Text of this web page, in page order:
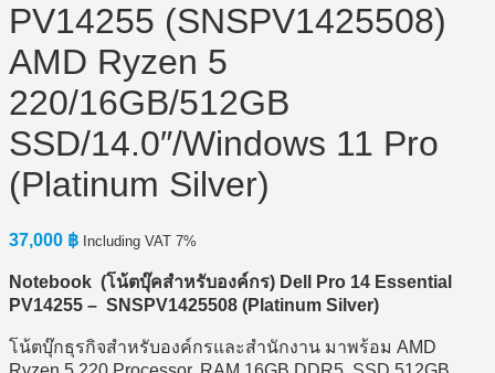
PV14255 (SNSPV1425508)
AMD Ryzen 5
220/16GB/512GB
SSD/14.0″/Windows 11 Pro
(Platinum Silver)
37,000 ฿ Including VAT 7%
Notebook (โน้ตบุ๊คสำหรับองค์กร) Dell Pro 14 Essential
PV14255 – SNSPV1425508 (Platinum Silver)
โน้ตบุ๊กธุรกิจสำหรับองค์กรและสำนักงาน มาพร้อม AMD